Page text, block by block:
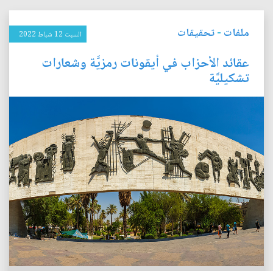
ملفات -تحقيقات السبت 12 شباط 2022
عقائد الأحزاب في أيقونات رمزيَّة وشعارات
تشكيليَّة